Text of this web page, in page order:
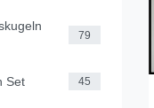
79
Set 45